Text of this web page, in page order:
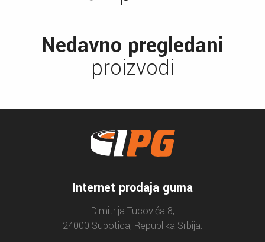
Nedavno pregledani
proizvodi
Internet prodaja guma
Dimitrija Tucovića 8,
24000 Subotica, Republika Srbija.